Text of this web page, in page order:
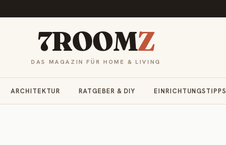
7ROOMZ
DAS MAGAZIN FÜR HOME & LIVING
ARCHITEKTUR RATGEBER & DIY EINRICHTUNGSTIPPS